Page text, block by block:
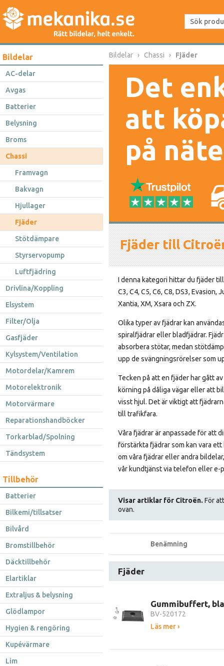
Bildelar
AC-delar
Avgas
Batterier
Belysning
Broms
Chassi
Framvagn
Bakvagn
Hjullager
Fjäder
Stötdämpare
Styrservopump
Luftfjädring
Drivlina/Koppling
Elsystem
Filter/Olja
Gasfjäder
Kylsystem/Ventilation
Motordelar/Kamrem
Motorelektronik
Motorvärmare
Reparationshandböcker
Torkarblad/Spolning
Tändsystem
Tillbehör
Batterier
Bilkemi/tillsatser
Bilvård
Bromstillbehör
Däcktillbehör
Elartiklar
Extraljus & belysning
Glödlampor
Hygien & rengöring
Kupévärmare
Lim
Bildelar Chassi Fjäder
Det
att
på
Fjäder till
I denna kategori hittar du fjäder
C3, C4, C5, C6, C8, DS3, Evasion,
Xantia, XM, Xsara och ZX.
Olika typer av fjädrar kan
spiralfjädrar eller bladfjädrar.
absorbera stötar, medan
upp de svängningsrörelser som
Tecken på att en fjäder har gått
körning på dåliga vägar eller att
visst hjul. Det är viktigt att
till trafikfara.
Våra fjädrar är anpassade för att
förstärkta fjädrar som kan vara
om våra fjädrar eller andra
vår kundtjänst via telefon eller e-
Visar artiklar för Citroën. För
ovan.
Benämning
Fjäder
Gummibuffert,
BV-520172
Läs mer ›